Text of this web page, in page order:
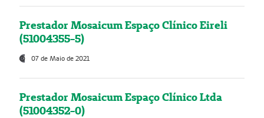
Prestador Mosaicum Espaço Clínico Eireli
(51004355-5)
07 de Maio de 2021
Prestador Mosaicum Espaço Clínico Ltda
(51004352-0)